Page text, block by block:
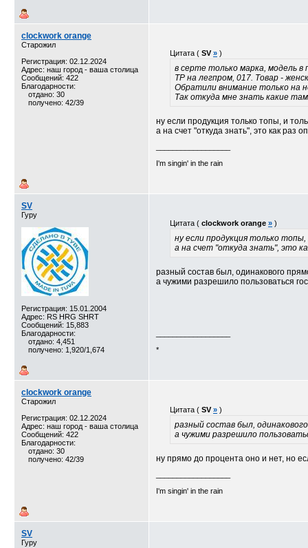
clockwork orange
Старожил
Регистрация: 02.12.2024
Адрес: наш город - ваша столица
Сообщений: 422
Благодарности:
отдано: 30
получено: 42/39
Цитата ( SV » )
в серте только марка, модель
ТР на легпром, 017. Товар -
Обратили внимание только на
Так откуда мне знать какие
ну если продукция только топы, и
а на счет "откуда знать", это как раз
I'm singin' in the rain
SV
Гуру
Регистрация: 15.01.2004
Адрес: RS HRG SHRT
Сообщений: 15,883
Благодарности:
отдано: 4,451
получено: 1,920/1,674
Цитата ( clockwork orange » )
ну если продукция только
а на счет "откуда знать", это
разный состав был, одинакового
а чужими разрешило пользоваться
*
clockwork orange
Старожил
Регистрация: 02.12.2024
Адрес: наш город - ваша столица
Сообщений: 422
Благодарности:
отдано: 30
получено: 42/39
Цитата ( SV » )
разный состав был,
а чужими разрешило
ну прямо до процента оно и нет, но
I'm singin' in the rain
SV
Гуру